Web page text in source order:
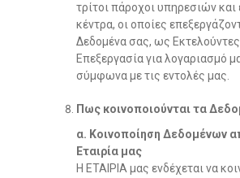
τρίτοι πάροχοι υπηρεσιών και
κέντρα, οι οποίες
Δεδομένα σας, ως
Επεξεργασία για λογαριασμό
σύμφωνα με τις εντολές μας.
Πως κοινοποιούνται τα
α. Κοινοποίηση Δεδομένων
Εταιρία μας
Η ΕΤΑΙΡΙΑ μας ενδέχεται να